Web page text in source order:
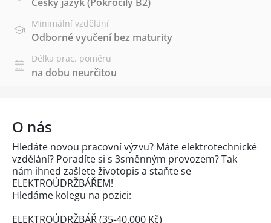
Minimální vzdělání
Odborné vyučení bez maturity
Délka prac. poměru
na dobu neurčitou
O nás
Hledáte novou pracovní výzvu? Máte elektrotechnické
vzdělání? Poradíte si s 3směnným provozem? Tak
nám ihned zašlete životopis a staňte se
ELEKTROÚDRŽBÁŘEM!
Hledáme kolegu na pozici:
ELEKTROÚDRŽBÁŘ (35-40.000 Kč)